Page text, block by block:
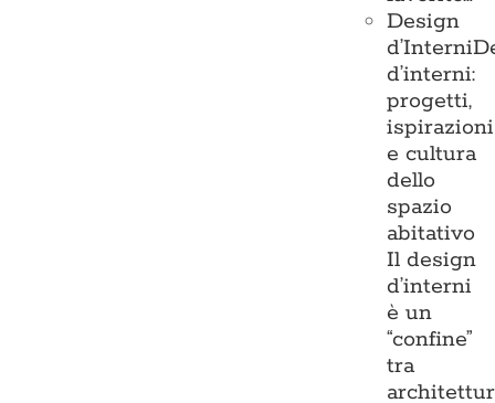
Design
d’Interni
d’interni:
progetti,
ispirazioni
e cultura
dello
spazio
abitativo
Il design
d’interni
è un
“confine”
tra